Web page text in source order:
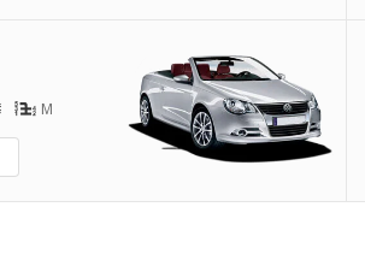
M